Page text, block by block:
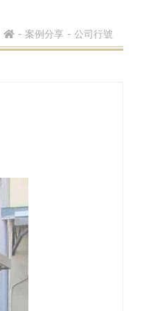
案例分享 公司行號